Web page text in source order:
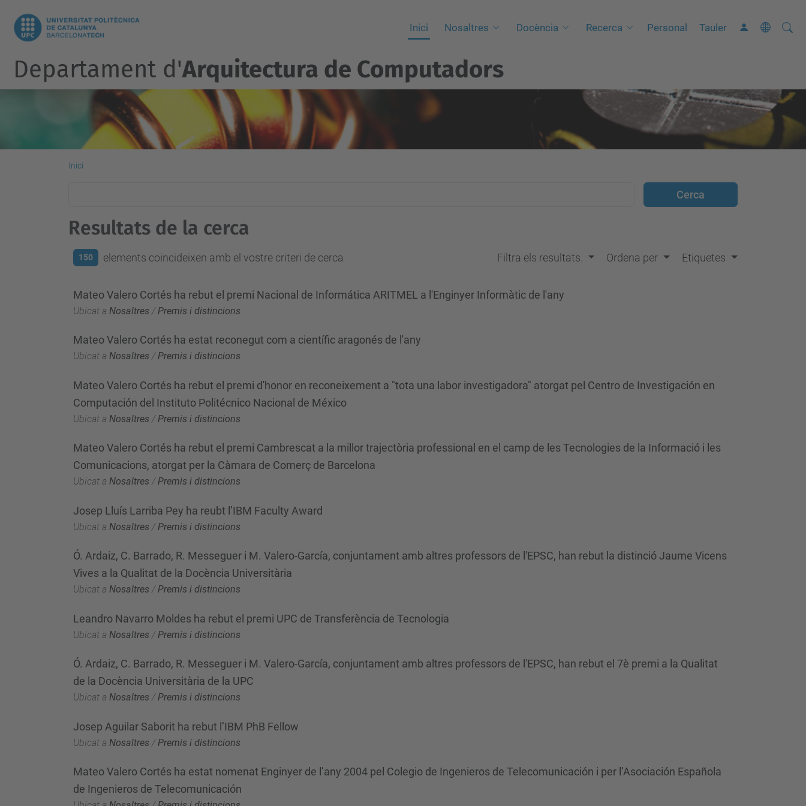
Inici Nosaltres Docència Recerca Personal Tauler Cerca
C
a
a
Departament d'Arquitectura de Computadors
Inici
Resultats de la cerca
150 elements coincideixen amb el vostre criteri de cerca Filtra els resultats. Ordena per Etiquetes
Mateo Valero Cortés ha rebut el premi Nacional de Informática ARITMEL a l'Enginyer Informàtic de l'any
Ubicat a Nosaltres / Premis i distincions
Mateo Valero Cortés ha estat reconegut com a científic aragonés de l'any
Ubicat a Nosaltres /Premis i distincions
Mateo Valero Cortés ha rebut el premi d'honor en reconeixement a "tota una labor investigadora" atorgat pel Centro de Investigación en
Computación del Instituto Politécnico Nacional de México
Ubicat a Nosaltres / Premis i distincions
Mateo Valero Cortés ha rebut el premi Cambrescat a la millor trajectòria professional en el camp de les Tecnologies de la Informació i les
Comunicacions, atorgat per la Càmara de Comerç de Barcelona
Ubicat a Nosaltres /Premis i distincions
Josep Lluís Larriba Pey ha reubt l’IBM Faculty Award
Ubicat a Nosaltres / Premis i distincions
Ó. Ardaiz, C. Barrado, R. Messeguer i M. Valero-García, conjuntament amb altres professors de l'EPSC, han rebut la distinció Jaume Vicens
Vives a la Qualitat de la Docència Universitària
Ubicat a Nosaltres /Premis i distincions
Leandro Navarro Moldes ha rebut el premi UPC de Transferència de Tecnologia
Ubicat a Nosaltres / Premis i distincions
Ó. Ardaiz, C. Barrado, R. Messeguer i M. Valero-García, conjuntament amb altres professors de l'EPSC, han rebut el 7è premi a la Qualitat
de la Docència Universitària de la UPC
Ubicat a Nosaltres /Premis i distincions
Josep Aguilar Saborit ha rebut l’IBM PhB Fellow
Ubicat a Nosaltres / Premis i distincions
Mateo Valero Cortés ha estat nomenat Enginyer de l’any 2004 pel Colegio de Ingenieros de Telecomunicación i per l’Asociación Española
de Ingenieros de Telecomunicación